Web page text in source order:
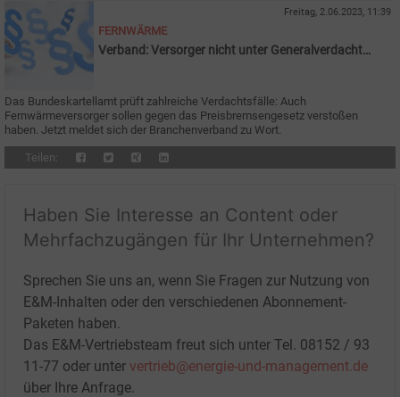
Freitag, 2.06.2023, 11:39
FERNWÄRME
Verband: Versorger nicht unter Generalverdacht
Das Bundeskartellamt prüft zahlreiche Verdachtsfälle: Auch
Fernwärmeversorger sollen gegen das Preisbremsengesetz verstoßen
haben. Jetzt meldet sich der Branchenverband zu Wort.
Teilen:
Haben Sie Interesse an Content oder
Mehrfachzugängen für Ihr Unternehmen?
Sprechen Sie uns an, wenn Sie Fragen zur Nutzung von
E&M-Inhalten oder den verschiedenen Abonnement-
Paketen haben.
Das E&M-Vertriebsteam freut sich unter Tel. 08152 / 93
11-77 oder unter vertrieb@energie-und-management.de
über Ihre Anfrage.